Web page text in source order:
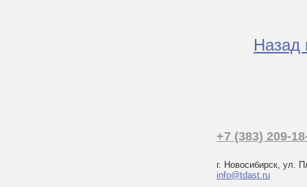
Назад
+7 (383) 209-
г. Новосибирск, ул.
info@tdast.ru